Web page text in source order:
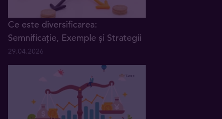
Ce este diversificarea:
Semnificație, Exemple și Strategii
29.04.2026